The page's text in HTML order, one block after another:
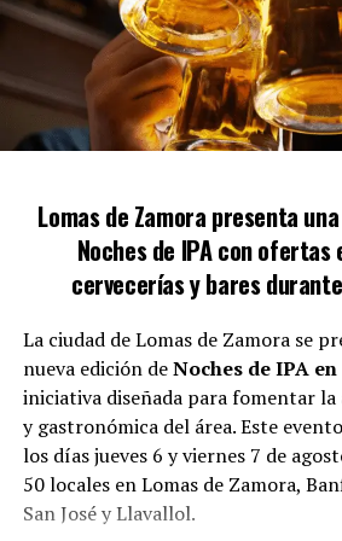
Medidas cautelares y
descontento con la respuesta de
seguridad cuando ha solicitado
911, les muestro la medida cautelar
toman las acciones necesarias,
desprotegida», criticó.
Gloria también cuestionó la
Alerta Lomas y mencionó que la
nunca se implementó
denuncias por posibles
del vecino, afirmó que las multas
Lomas de Zamora presenta
Noches de IPA con ofertas
cervecerías y bares
La ciudad de Lomas de Zamora se
nueva edición deNoches de IPA
iniciativa diseñada para fomentar
y gastronómica del área. Este
los días jueves 6 y viernes 7 de
50 locales en Lomas de Zamora,
San José y Llavallol.